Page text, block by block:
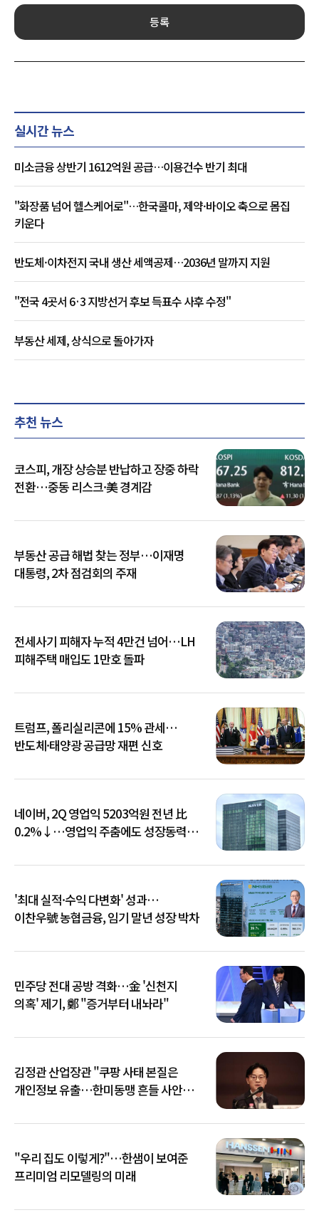
등록
실시간 뉴스
미소금융 상반기 1612억원 공급…이용건수 반기 최대
"화장품 넘어 헬스케어로"…한국콜마, 제약·바이오 축으로 몸집
키운다
반도체·이차전지 국내 생산 세액공제…2036년 말까지 지원
"전국 4곳서 6·3 지방선거 후보 득표수 사후 수정"
부동산 세제, 상식으로 돌아가자
추천 뉴스
코스피, 개장 상승분 반납하고 장중 하락
전환…중동 리스크·美 경계감
부동산 공급 해법 찾는 정부…이재명
대통령, 2차 점검회의 주재
전세사기 피해자 누적 4만건 넘어…LH
피해주택 매입도 1만호 돌파
트럼프, 폴리실리콘에 15% 관세…
반도체·태양광 공급망 재편 신호
네이버, 2Q 영업익 5203억원 전년 比
0.2%↓…영업익 주춤에도 성장동력
'최대 실적·수익 다변화' 성과…
이찬우號 농협금융, 임기 말년 성장 박차
민주당 전대 공방 격화…金 '신천지
의혹' 제기, 鄭 "증거부터 내놔라"
김정관 산업장관 "쿠팡 사태 본질은
개인정보 유출…한미동맹 흔들 사안
"우리 집도 이렇게?"…한샘이 보여준
프리미엄 리모델링의 미래